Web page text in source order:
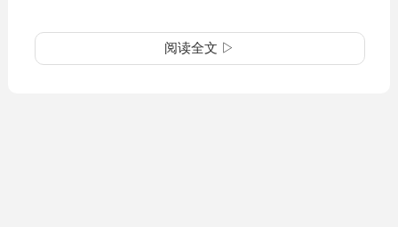
阅读全文 ▷